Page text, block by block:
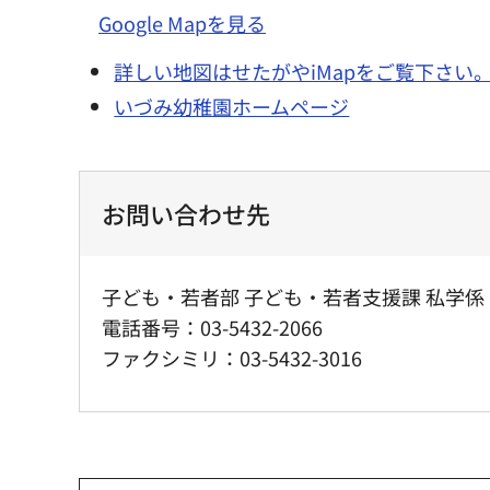
Google Mapを見る
詳しい地図はせたがやiMapをご覧下さい
いづみ幼稚園ホームページ
お問い合わせ先
子ども・若者部 子ども・若者支援課 私学係
電話番号：03-5432-2066
ファクシミリ：03-5432-3016